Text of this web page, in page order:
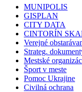
MUNIPOLIS
GISPLAN
CITY DATA
CINTORÍN
Verejné
Strateg.
Mestské
Šport v meste
Pomoc Ukrajine
Civilná ochrana